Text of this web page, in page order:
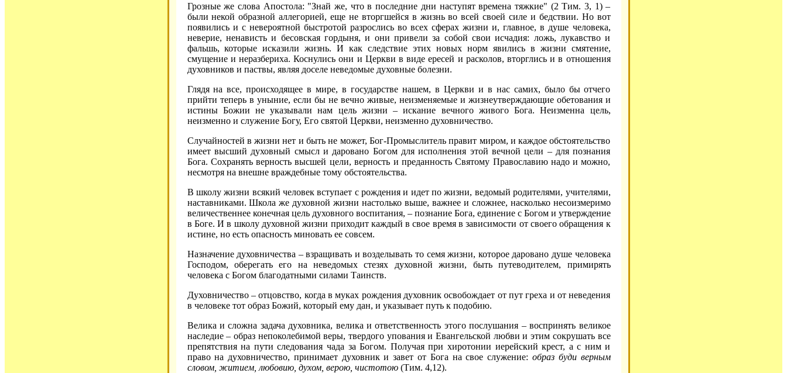
Грозные же слова Апостола: "Знай же, что в последние дни наступят времена тяжкие" (2 Тим. 3, 1) –
были некой образной аллегорией, еще не вторгшейся в жизнь во всей своей силе и бедствии. Но вот
появились и с невероятной быстротой разрослись во всех сферах жизни и, главное, в душе человека,
неверие, ненависть и бесовская гордыня, и они привели за собой свои исчадия: ложь, лукавство и
фальшь, которые исказили жизнь. И как следствие этих новых норм явились в жизни смятение,
смущение и неразбериха. Коснулись они и Церкви в виде ересей и расколов, вторглись и в отношения
духовников и паствы, являя доселе неведомые духовные болезни.
Глядя на все, происходящее в мире, в государстве нашем, в Церкви и в нас самих, было бы отчего
прийти теперь в уныние, если бы не вечно живые, неизменяемые и жизнеутверждающие обетования и
истины Божии не указывали нам цель жизни – искание вечного живого Бога. Неизменна цель,
неизменно и служение Богу, Его святой Церкви, неизменно духовничество.
Случайностей в жизни нет и быть не может, Бог-Промыслитель правит миром, и каждое обстоятельство
имеет высший духовный смысл и даровано Богом для исполнения этой вечной цели – для познания
Бога. Сохранять верность высшей цели, верность и преданность Святому Православию надо и можно,
несмотря на внешне враждебные тому обстоятельства.
В школу жизни всякий человек вступает с рождения и идет по жизни, ведомый родителями, учителями,
наставниками. Школа же духовной жизни настолько выше, важнее и сложнее, насколько несоизмеримо
величественнее конечная цель духовного воспитания, – познание Бога, единение с Богом и утверждение
в Боге. И в школу духовной жизни приходит каждый в свое время в зависимости от своего обращения к
истине, но есть опасность миновать ее совсем.
Назначение духовничества – взращивать и возделывать то семя жизни, которое даровано душе человека
Господом, оберегать его на неведомых стезях духовной жизни, быть путеводителем, примирять
человека с Богом благодатными силами Таинств.
Духовничество – отцовство, когда в муках рождения духовник освобождает от пут греха и от неведения
в человеке тот образ Божий, который ему дан, и указывает путь к подобию.
Велика и сложна задача духовника, велика и ответственность этого послушания – воспринять великое
наследие – образ непоколебимой веры, твердого упования и Евангельской любви и этим сокрушать все
препятствия на пути следования чада за Богом. Получая при хиротонии иерейский крест, а с ним и
право на духовничество, принимает духовник и завет от Бога на свое служение: образ буди верным
словом, житием, любовию, духом, верою, чистотою(Тим. 4,12).